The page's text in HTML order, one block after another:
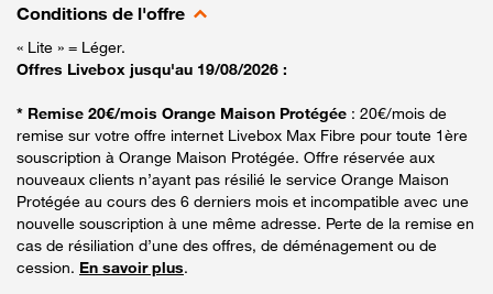
Conditions de l'offre
« Lite » = Léger.
Offres Livebox jusqu'au 19/08/2026 :
* Remise 20€/mois Orange Maison Protégée : 20€/mois de
remise sur votre offre internet Livebox Max Fibre pour toute 1ère
souscription à Orange Maison Protégée. Offre réservée aux
nouveaux clients n’ayant pas résilié le service Orange Maison
Protégée au cours des 6 derniers mois et incompatible avec une
nouvelle souscription à une même adresse. Perte de la remise en
cas de résiliation d’une des offres, de déménagement ou de
cession. En savoir plus.